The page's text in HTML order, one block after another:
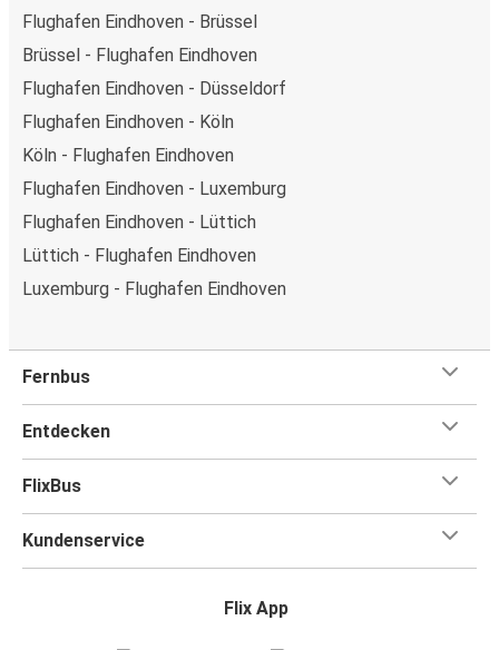
Flughafen Eindhoven - Brüssel
Brüssel - Flughafen Eindhoven
Flughafen Eindhoven - Düsseldorf
Flughafen Eindhoven - Köln
Köln - Flughafen Eindhoven
Flughafen Eindhoven - Luxemburg
Flughafen Eindhoven - Lüttich
Lüttich - Flughafen Eindhoven
Luxemburg - Flughafen Eindhoven
Fernbus
Entdecken
FlixBus
Kundenservice
Flix App